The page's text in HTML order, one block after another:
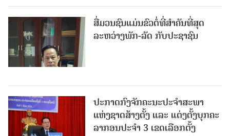
ສື່ມວນຊົນແມ່ນຂົວຕໍ່ທີ່ສໍາຄັນທີ່ສຸດ
ລະຫວ່າງພັກ-ລັດ ກັບປະຊາຊົນ
ປະກາດກົງຈັກຄະນະປະຈໍາສະພາ
ແຫ່ງຊາດສ້າງຕັ້ງ ແລະ ແຕ່ງຕັ້ງບຸກຄະ
ລາກອນປະຈໍາ 3 ເຂດເລືອກຕັ້ງ